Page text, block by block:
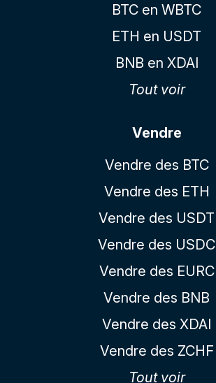
BTC en WBTC
ETH en USDT
BNB en XDAI
Tout voir
Vendre
Vendre des BTC
Vendre des ETH
Vendre des USDT
Vendre des USDC
Vendre des EURC
Vendre des BNB
Vendre des XDAI
Vendre des ZCHF
Tout voir